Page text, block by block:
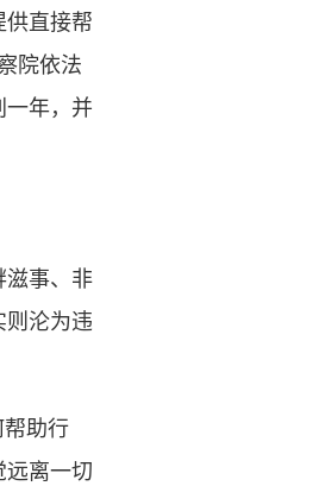
供直接帮
院依法
一年，并
滋事、非
则沦为违
助行
远离一切